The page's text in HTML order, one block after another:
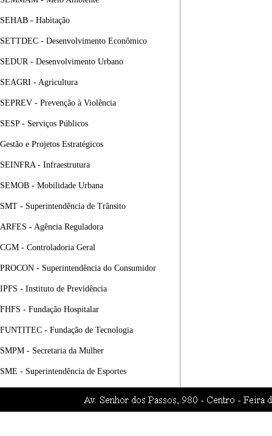
SEHAB - Habitação
SETTDEC - Desenvolvimento Econômico
SEDUR - Desenvolvimento Urbano
SEAGRI - Agricultura
SEPREV - Prevenção à Violência
SESP - Serviços Públicos
Gestão e Projetos Estratégicos
SEINFRA - Infraestrutura
SEMOB - Mobilidade Urbana
SMT - Superintendência de Trânsito
ARFES - Agência Reguladora
CGM - Controladoria Geral
PROCON - Superintendência do Consumidor
IPFS - Instituto de Previdência
FHFS - Fundação Hospitalar
FUNTITEC - Fundação de Tecnologia
SMPM - Secretaria da Mulher
SME - Superintendência de Esportes